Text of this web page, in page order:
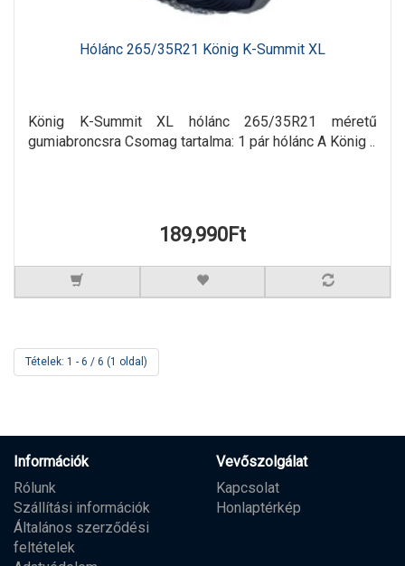
Hólánc 265/35R21 König K-Summit XL
König K-Summit XL hólánc 265/35R21 méretű
gumiabroncsra Csomag tartalma: 1 pár hólánc A König ..
189,990Ft
Tételek: 1 - 6 / 6 (1 oldal)
Információk
Rólunk
Szállítási információk
Általános szerződési
feltételek
Vevőszolgálat
Kapcsolat
Honlaptérkép